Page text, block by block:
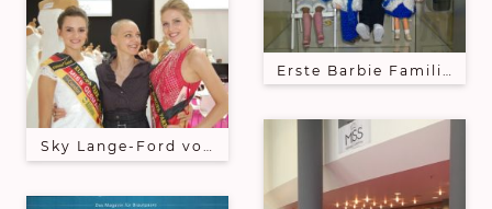
Sky Lange-Ford von den
Erste Barbie Familien